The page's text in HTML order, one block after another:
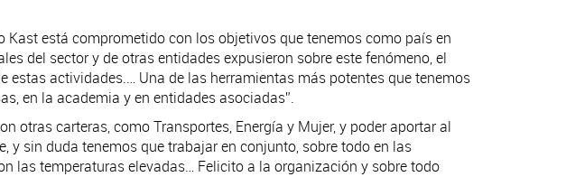
Kast está comprometido con los objetivos que tenemos como país en
del sector y de otras entidades expusieron sobre este fenómeno, el
estas actividades.… Una de las herramientas más potentes que tenemos
en la academia y en entidades asociadas”.
otras carteras, como Transportes, Energía y Mujer, y poder aportar al
sin duda tenemos que trabajar en conjunto, sobre todo en las
las temperaturas elevadas… Felicito a la organización y sobre todo